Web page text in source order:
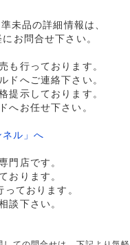
未品の詳細情報は、
お問合せ下さい。
も行っております。
ドへご連絡下さい。
提示しております。
へお任せ下さい。
ル」へ
門店です。
おります。
ております。
談下さい。